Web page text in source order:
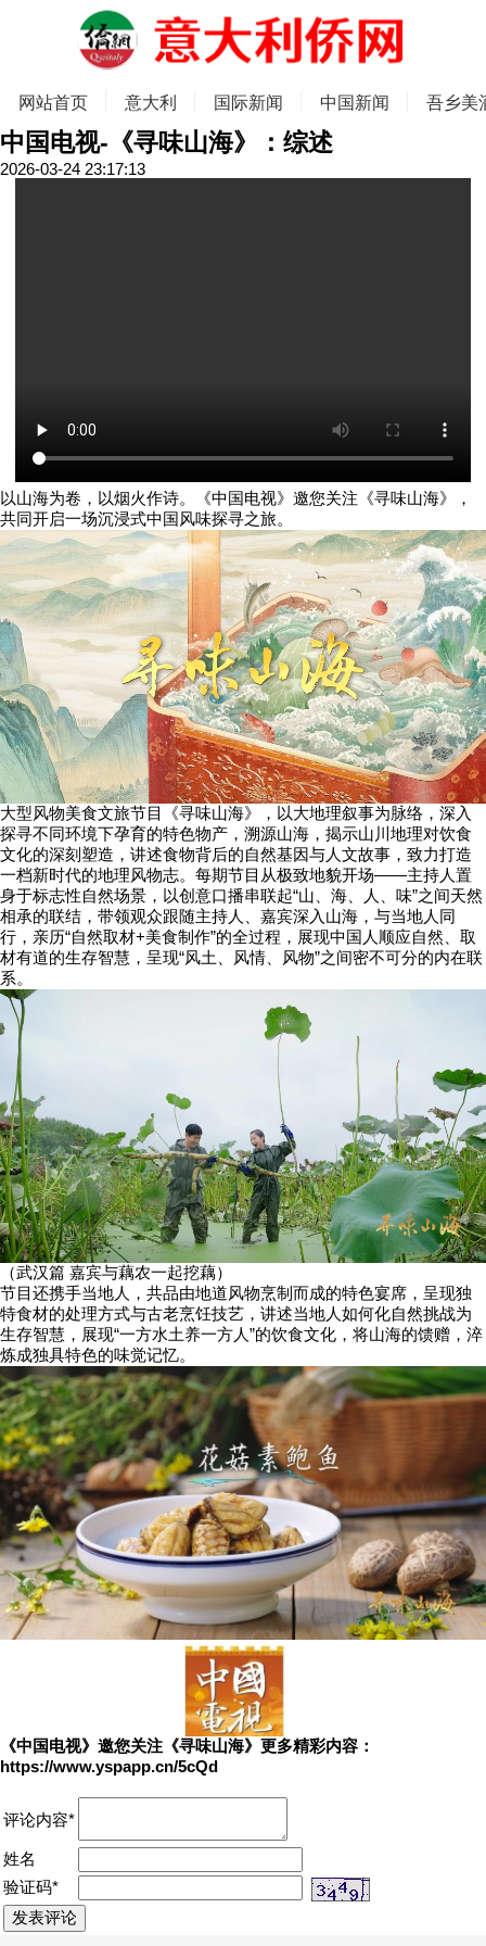
网站首页 意大利 国际新闻 中国新闻 吾乡美
中国电视-《寻味山海》：综述
2026-03-24 23:17:13
以山海为卷，以烟火作诗。《中国电视》邀您关注《寻味山海》，
共同开启一场沉浸式中国风味探寻之旅。
大型风物美食文旅节目《寻味山海》，以大地理叙事为脉络，深入
探寻不同环境下孕育的特色物产，溯源山海，揭示山川地理对饮食
文化的深刻塑造，讲述食物背后的自然基因与人文故事，致力打造
一档新时代的地理风物志。每期节目从极致地貌开场——主持人置
身于标志性自然场景，以创意口播串联起“山、海、人、味”之间天然
相承的联结，带领观众跟随主持人、嘉宾深入山海，与当地人同
行，亲历“自然取材+美食制作”的全过程，展现中国人顺应自然、取
材有道的生存智慧，呈现“风土、风情、风物”之间密不可分的内在联
系。
（武汉篇 嘉宾与藕农一起挖藕）
节目还携手当地人，共品由地道风物烹制而成的特色宴席，呈现独
特食材的处理方式与古老烹饪技艺，讲述当地人如何化自然挑战为
生存智慧，展现“一方水土养一方人”的饮食文化，将山海的馈赠，淬
炼成独具特色的味觉记忆。
《中国电视》邀您关注《寻味山海》更多精彩内容：
https://www.yspapp.cn/5cQd
评论内容*
姓名
验证码*